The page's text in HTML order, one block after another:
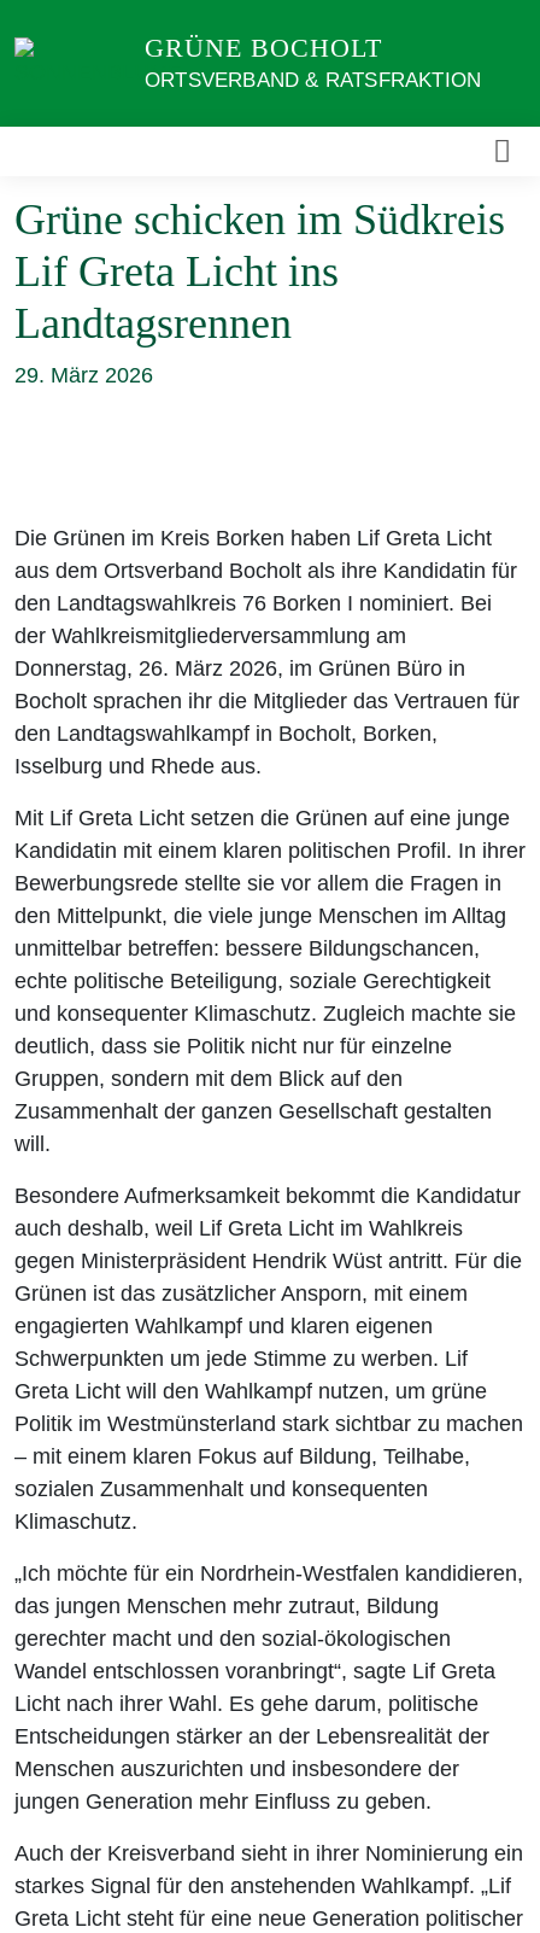
zum
GRÜNE BOCHOLT
ORTSVERBAND & RATSFRAKTION
Grüne schicken im Südkreis
Lif Greta Licht ins
Landtagsrennen
29. März 2026
Die Grünen im Kreis Borken haben Lif Greta Licht
aus dem Ortsverband Bocholt als ihre Kandidatin für
den Landtagswahlkreis 76 Borken I nominiert. Bei
der Wahlkreismitgliederversammlung am
Donnerstag, 26. März 2026, im Grünen Büro in
Bocholt sprachen ihr die Mitglieder das Vertrauen für
den Landtagswahlkampf in Bocholt, Borken,
Isselburg und Rhede aus.
Mit Lif Greta Licht setzen die Grünen auf eine junge
Kandidatin mit einem klaren politischen Profil. In ihrer
Bewerbungsrede stellte sie vor allem die Fragen in
den Mittelpunkt, die viele junge Menschen im Alltag
unmittelbar betreffen: bessere Bildungschancen,
echte politische Beteiligung, soziale Gerechtigkeit
und konsequenter Klimaschutz. Zugleich machte sie
deutlich, dass sie Politik nicht nur für einzelne
Gruppen, sondern mit dem Blick auf den
Zusammenhalt der ganzen Gesellschaft gestalten
will.
Besondere Aufmerksamkeit bekommt die Kandidatur
auch deshalb, weil Lif Greta Licht im Wahlkreis
gegen Ministerpräsident Hendrik Wüst antritt. Für die
Grünen ist das zusätzlicher Ansporn, mit einem
engagierten Wahlkampf und klaren eigenen
Schwerpunkten um jede Stimme zu werben. Lif
Greta Licht will den Wahlkampf nutzen, um grüne
Politik im Westmünsterland stark sichtbar zu machen
– mit einem klaren Fokus auf Bildung, Teilhabe,
sozialen Zusammenhalt und konsequenten
Klimaschutz.
„Ich möchte für ein Nordrhein-Westfalen kandidieren,
das jungen Menschen mehr zutraut, Bildung
gerechter macht und den sozial-ökologischen
Wandel entschlossen voranbringt“, sagte Lif Greta
Licht nach ihrer Wahl. Es gehe darum, politische
Entscheidungen stärker an der Lebensrealität der
Menschen auszurichten und insbesondere der
jungen Generation mehr Einfluss zu geben.
Auch der Kreisverband sieht in ihrer Nominierung ein
starkes Signal für den anstehenden Wahlkampf. „Lif
Greta Licht steht für eine neue Generation politischer